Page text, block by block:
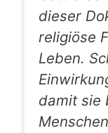
dieser
religiöse
Leben.
damit sie